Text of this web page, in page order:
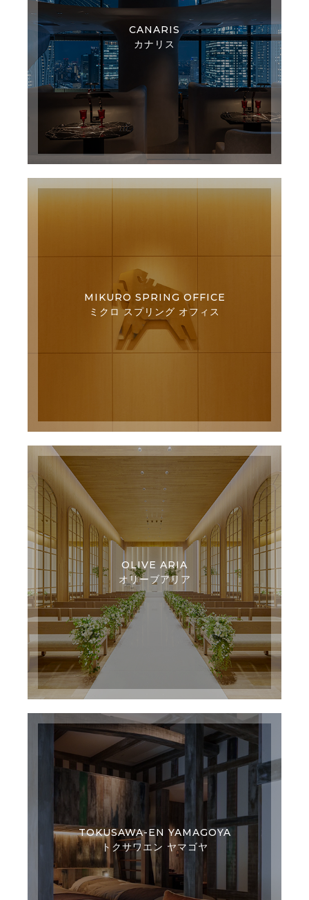
CANARIS
カナリス
MIKURO SPRING OFFICE
ミクロ スプリング オフィス
OLIVE ARIA
オリーブアリア
TOKUSAWA-EN YAMAGOYA
トクサワエン ヤマゴヤ